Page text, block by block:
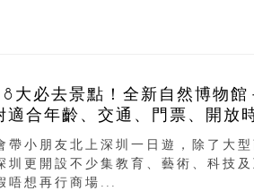
大必去景點！全新自然博物館
合年齡、交通、門票、開放
小朋友北上深圳一日遊，除了大型
圳更開設不少集教育、藝術、科技及
唔想再行商場...